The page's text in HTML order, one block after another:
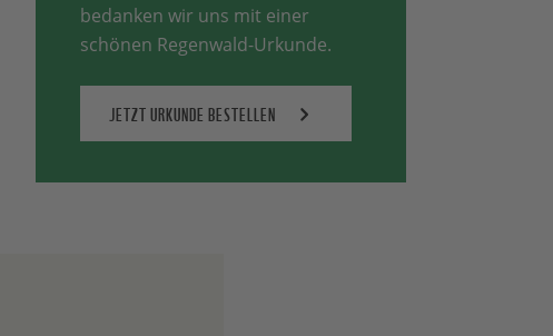
bedanken wir uns mit einer
schönen Regenwald-Urkunde.
JETZT URKUNDE BESTELLEN